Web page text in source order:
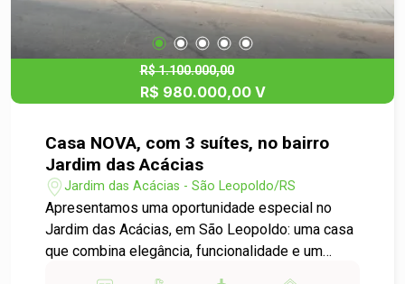
espaço gourmet com churrasqueira, um quintal
com jardim encantador, perfeito para relaxar ou
receber seus amigos. Com 2 vagas de garagem,
esta casa oferece conveniência e estilo em um
bairro em grande expansão, ao lado do
R$ 1.100.000,00
R$ 980.000,00 V
Casa NOVA, com 3 suítes, no bairro
Jardim das Acácias
Jardim das Acácias - São Leopoldo/RS
Apresentamos uma oportunidade especial no
Jardim das Acácias, em São Leopoldo: uma casa
que combina elegância, funcionalidade e um